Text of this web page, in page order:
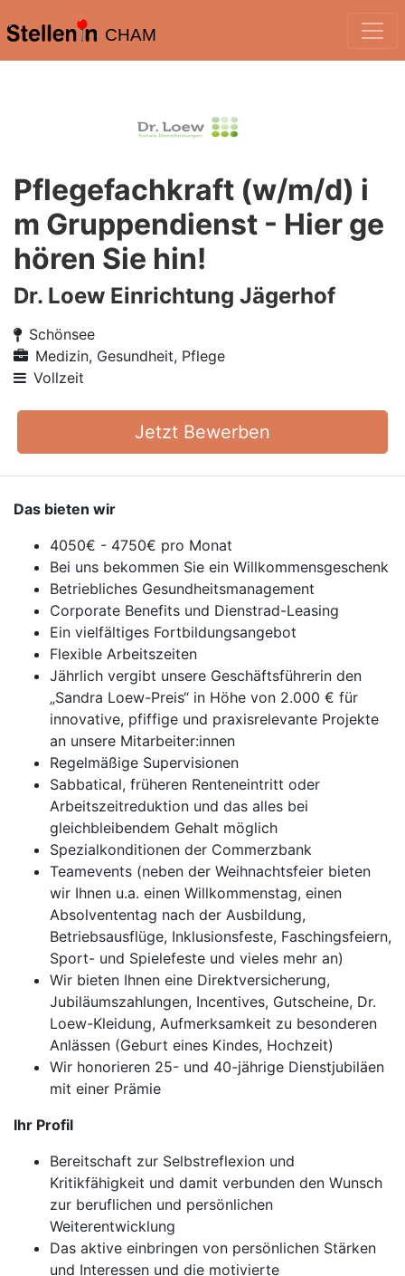
CHAM
Pflegefachkraft (w/m/d) i
m Gruppendienst - Hier ge
hören Sie hin!
Dr. Loew Einrichtung Jägerhof
Schönsee
Medizin, Gesundheit, Pflege
Vollzeit
Jetzt Bewerben
Das bieten wir
4050€ - 4750€ pro Monat
Bei uns bekommen Sie ein Willkommensgeschenk
Betriebliches Gesundheitsmanagement
Corporate Benefits und Dienstrad-Leasing
Ein vielfältiges Fortbildungsangebot
Flexible Arbeitszeiten
Jährlich vergibt unsere Geschäftsführerin den
„Sandra Loew-Preis“ in Höhe von 2.000 € für
innovative, pfiffige und praxisrelevante Projekte
an unsere Mitarbeiter:innen
Regelmäßige Supervisionen
Sabbatical, früheren Renteneintritt oder
Arbeitszeitreduktion und das alles bei
gleichbleibendem Gehalt möglich
Spezialkonditionen der Commerzbank
Teamevents (neben der Weihnachtsfeier bieten
wir Ihnen u.a. einen Willkommenstag, einen
Absolvententag nach der Ausbildung,
Betriebsausflüge, Inklusionsfeste, Faschingsfeiern,
Sport- und Spielefeste und vieles mehr an)
Wir bieten Ihnen eine Direktversicherung,
Jubiläumszahlungen, Incentives, Gutscheine, Dr.
Loew-Kleidung, Aufmerksamkeit zu besonderen
Anlässen (Geburt eines Kindes, Hochzeit)
Wir honorieren 25- und 40-jährige Dienstjubiläen
mit einer Prämie
Ihr Profil
Bereitschaft zur Selbstreflexion und
Kritikfähigkeit und damit verbunden den Wunsch
zur beruflichen und persönlichen
Weiterentwicklung
Das aktive einbringen von persönlichen Stärken
und Interessen und die motivierte